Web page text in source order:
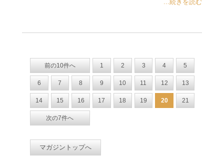
...続きを読む
前の10件へ 1 2 3 4 5
6 7 8 9 10 11 12 13
14 15 16 17 18 19 20 21
次の7件へ
マガジントップへ